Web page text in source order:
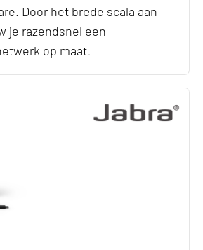
Door het brede scala aan
je razendsnel een
op maat.